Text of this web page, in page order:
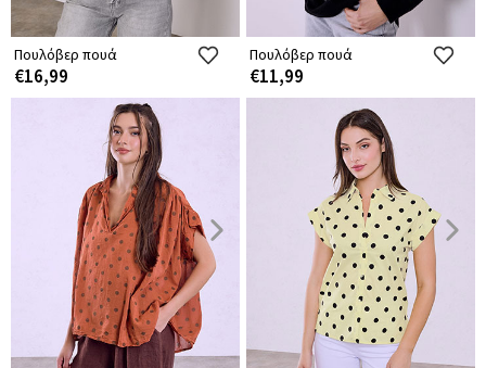
Πουλόβερ πουά
€16,99
Πουλόβερ πουά
€11,99